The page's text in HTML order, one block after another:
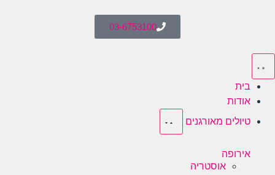
03-6753100
בית
אודות
טיולים מאורגנים
אירופה
אוסטריה